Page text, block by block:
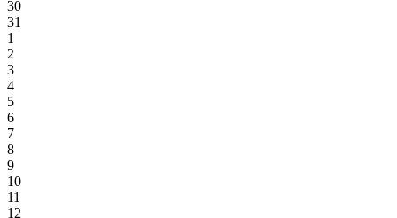
30
31
1
2
3
4
5
6
7
8
9
10
11
12